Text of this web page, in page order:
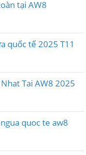
tại AW8
quốc tế 2025 T11
Tai AW8 2025
quoc te aw8